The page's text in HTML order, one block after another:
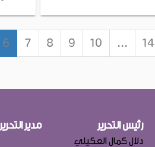
6 7 8 9 10 ... 14
رئيس التحرير
دلال كمال العكيلي
مدير التحرير